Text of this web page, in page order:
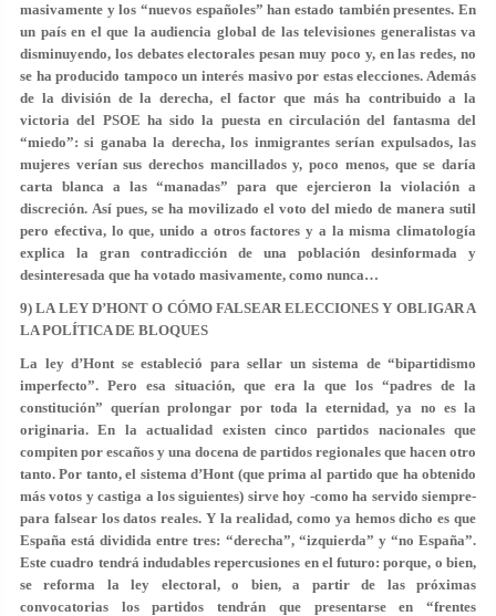
masivamente y los “nuevos españoles” han estado también presentes. En
un país en el que la audiencia global de las televisiones generalistas va
disminuyendo, los debates electorales pesan muy poco y, en las redes, no
se ha producido tampoco un interés masivo por estas elecciones. Además
de la división de la derecha, el factor que más ha contribuido a la
victoria del PSOE ha sido la puesta en circulación del fantasma del
“miedo”: si ganaba la derecha, los inmigrantes serían expulsados, las
mujeres verían sus derechos mancillados y, poco menos, que se daría
carta blanca a las “manadas” para que ejercieron la violación a
discreción. Así pues, se ha movilizado el voto del miedo de manera sutil
pero efectiva, lo que, unido a otros factores y a la misma climatología
explica la gran contradicción de una población desinformada y
desinteresada que ha votado masivamente, como nunca…
9) LA LEY D’HONT O CÓMO FALSEAR ELECCIONES Y OBLIGAR A
LA POLÍTICA DE BLOQUES
La ley d’Hont se estableció para sellar un sistema de “bipartidismo
imperfecto”. Pero esa situación, que era la que los “padres de la
constitución” querían prolongar por toda la eternidad, ya no es la
originaria. En la actualidad existen cinco partidos nacionales que
compiten por escaños y una docena de partidos regionales que hacen otro
tanto. Por tanto, el sistema d’Hont (que prima al partido que ha obtenido
más votos y castiga a los siguientes) sirve hoy -como ha servido siempre-
para falsear los datos reales. Y la realidad, como ya hemos dicho es que
España está dividida entre tres: “derecha”, “izquierda” y “no España”.
Este cuadro tendrá indudables repercusiones en el futuro: porque, o bien,
se reforma la ley electoral, o bien, a partir de las próximas
convocatorias los partidos tendrán que presentarse en “frentes